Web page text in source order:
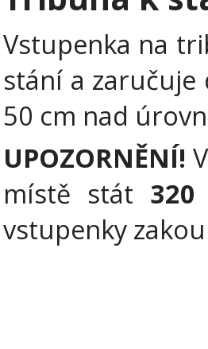
Vstupenka na
stání a
50 cm nad
UPOZORNĚNÍ!
místě stát 320
vstupenky